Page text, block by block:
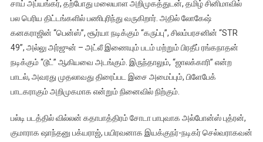
சாய் அப்யங்கர், தற்போது மலையாள அறிமுகத்துடன், தமிழ் சினிமாவில்
பல பெரிய திட்டங்களில் பணிபுரிந்து வருகிறார். அதில் லோகேஷ்
கனகராஜின் “பென்ஸ்”, சூர்யா நடிக்கும் “கருப்பு”, சிலம்பரசனின் “STR
49”, அல்லு அர்ஜுன் – அட்லீ இணையும் படம் மற்றும் பிரதீப் ரங்கநாதன்
நடிக்கும் “டூட்” ஆகியவை அடங்கும். இருந்தாலும், “ஜாலக்காரி” என்ற
பாடல், அவரது முதலாவது திரைப்பட இசை அமைப்பும், பிளேபேக்
பாடகராகும் அறிமுகமாக என்றும் நினைவில் நிற்கும்.
பல்டி படத்தில் வில்லன் கதாபாத்திரம் சோடா பாபுவாக அல்போன்ஸ் புத்ரன்,
குமாராக ஷாந்தனு பக்யராஜ், பயிரவனாக இயக்குநர்-நடிகர் செல்வராகவன்